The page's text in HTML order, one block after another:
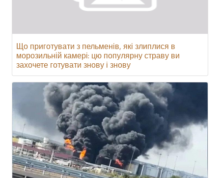
Що приготувати з пельменів, які злиплися в
морозильній камері: цю популярну страву ви
захочете готувати знову і знову